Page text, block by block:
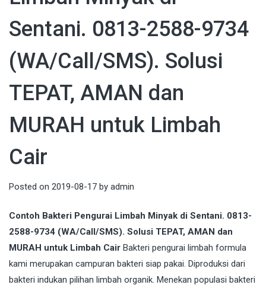
Sentani. 0813-2588-9734
(WA/Call/SMS). Solusi
TEPAT, AMAN dan
MURAH untuk Limbah
Cair
Posted on 2019-08-17 by admin
Contoh Bakteri Pengurai Limbah Minyak di Sentani. 0813-
2588-9734 (WA/Call/SMS). Solusi TEPAT, AMAN dan
MURAH untuk Limbah Cair Bakteri pengurai limbah formula
kami merupakan campuran bakteri siap pakai. Diproduksi dari
bakteri indukan pilihan limbah organik. Menekan populasi bakteri